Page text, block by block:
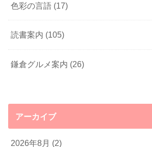
色彩の言語 (17)
読書案内 (105)
鎌倉グルメ案内 (26)
アーカイブ
2026年8月 (2)